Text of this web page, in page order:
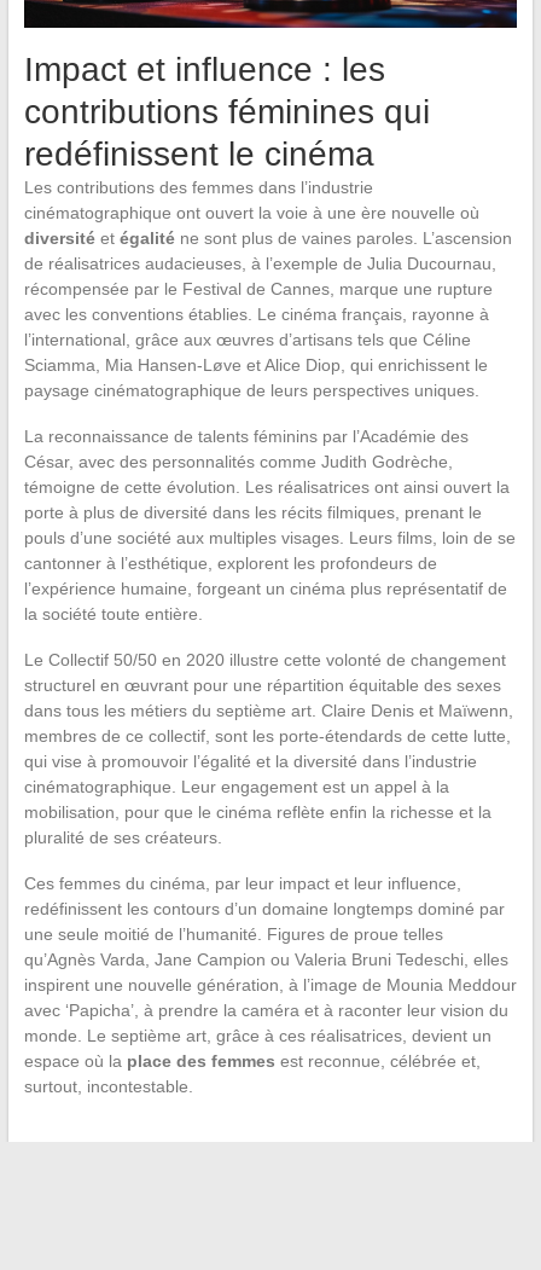
Impact et influence : les
contributions féminines qui
redéfinissent le cinéma
Les contributions des femmes dans l’industrie
cinématographique ont ouvert la voie à une ère nouvelle où
diversitéet égaliténe sont plus de vaines paroles. L’ascension
de réalisatrices audacieuses, à l’exemple de Julia Ducournau,
récompensée par le Festival de Cannes, marque une rupture
avec les conventions établies. Le cinéma français, rayonne à
l’international, grâce aux œuvres d’artisans tels que Céline
Sciamma, Mia Hansen-Løve et Alice Diop, qui enrichissent le
paysage cinématographique de leurs perspectives uniques.
La reconnaissance de talents féminins par l’Académie des
César, avec des personnalités comme Judith Godrèche,
témoigne de cette évolution. Les réalisatrices ont ainsi ouvert la
porte à plus de diversité dans les récits filmiques, prenant le
pouls d’une société aux multiples visages. Leurs films, loin de se
cantonner à l’esthétique, explorent les profondeurs de
l’expérience humaine, forgeant un cinéma plus représentatif de
la société toute entière.
Le Collectif 50/50 en 2020 illustre cette volonté de changement
structurel en œuvrant pour une répartition équitable des sexes
dans tous les métiers du septième art. Claire Denis et Maïwenn,
membres de ce collectif, sont les porte-étendards de cette lutte,
qui vise à promouvoir l’égalité et la diversité dans l’industrie
cinématographique. Leur engagement est un appel à la
mobilisation, pour que le cinéma reflète enfin la richesse et la
pluralité de ses créateurs.
Ces femmes du cinéma, par leur impact et leur influence,
redéfinissent les contours d’un domaine longtemps dominé par
une seule moitié de l’humanité. Figures de proue telles
qu’Agnès Varda, Jane Campion ou Valeria Bruni Tedeschi, elles
inspirent une nouvelle génération, à l’image de Mounia Meddour
avec ‘Papicha’, à prendre la caméra et à raconter leur vision du
monde. Le septième art, grâce à ces réalisatrices, devient un
espace où la place des femmes est reconnue, célébrée et,
surtout, incontestable.